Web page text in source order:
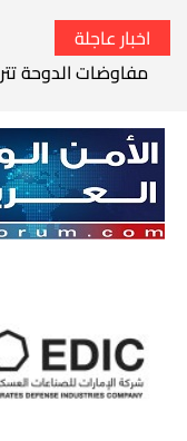
اخبار عاجلة
مفاوضات الدوحة